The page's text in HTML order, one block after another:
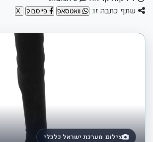
שתף כתבה זו:
וואטסאפ פייסבוק
צילום: מערכת ישראל כלכלי